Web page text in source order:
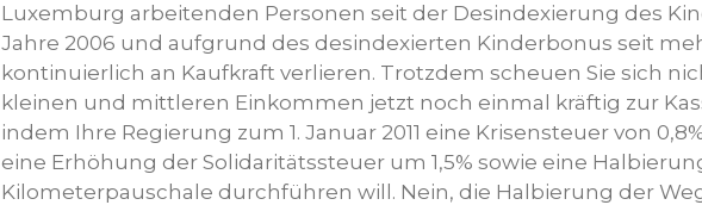
Luxemburg arbeitenden Personen seit der Desindexierung des
Jahre 2006 und aufgrund des desindexierten Kinderbonus seit
kontinuierlich an Kaufkraft verlieren. Trotzdem scheuen Sie sich
kleinen und mittleren Einkommen jetzt noch einmal kräftig zur
indem Ihre Regierung zum 1. Januar 2011 eine Krisensteuer von
eine Erhöhung der Solidaritätssteuer um 1,5% sowie eine
Kilometerpauschale durchführen will. Nein, die Halbierung der